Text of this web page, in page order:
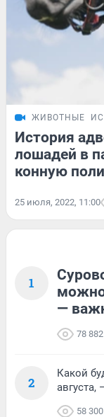
ЖИВОТНЫЕ
История
лошадей в
конную
25 июля, 2022, 11:00
1
можно
—
78 882
2
Какой
58 300